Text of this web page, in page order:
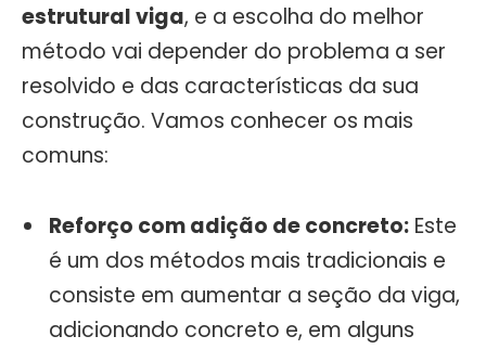
estrutural viga, e a escolha do melhor
método vai depender do problema a ser
resolvido e das características da sua
construção. Vamos conhecer os mais
comuns:
Reforço com adição de concreto: Este
é um dos métodos mais tradicionais e
consiste em aumentar a seção da viga,
adicionando concreto e, em alguns